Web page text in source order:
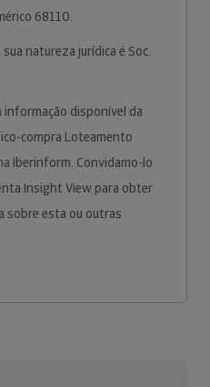
68110.
natureza jurídica é Soc.
informação disponível da
compra Loteamento
Iberinform. Convidamo-lo
Insight View para obter
sobre esta ou outras